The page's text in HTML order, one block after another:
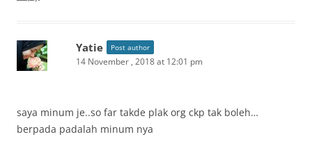
Yatie Post author
14 November , 2018 at 12:01 pm
saya minum je..so far takde plak org ckp tak boleh…
berpada padalah minum nya